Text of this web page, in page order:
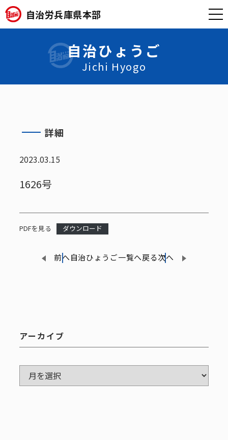
自治労兵庫県本部
自治ひょうご
Jichi Hyogo
詳細
2023.03.15
1626号
PDFを見る ダウンロード
前へ自治ひょうご一覧へ戻る次へ
アーカイブ
ア